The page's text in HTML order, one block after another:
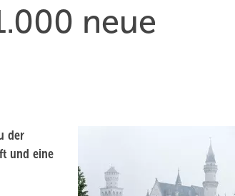
neue
der
und eine